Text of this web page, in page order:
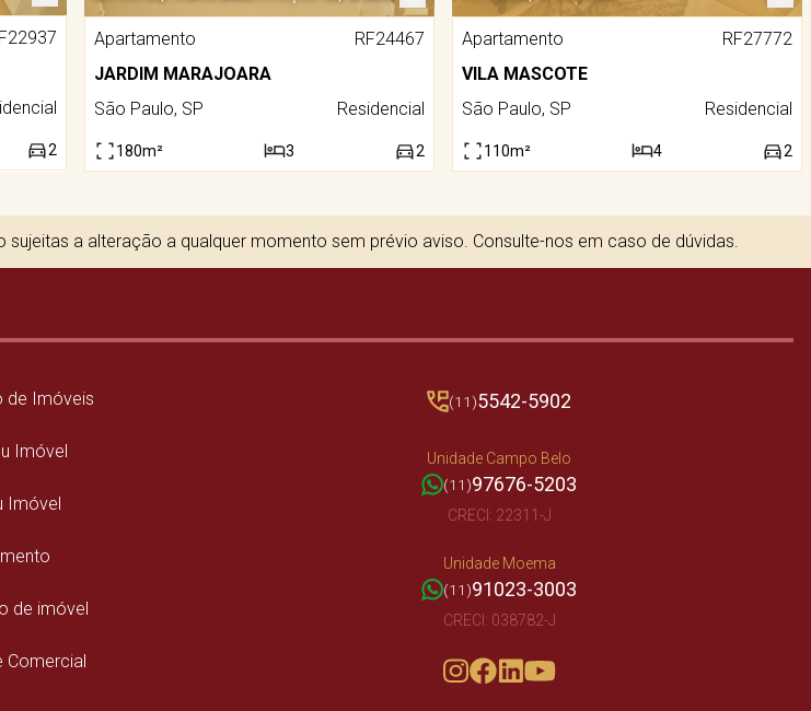
2
Apartamento
RF24467
JARDIM MARAJOARA
São Paulo, SP
Residencial
180m² 3 2
Apartamento
RF27772
VILA MASCOTE
São Paulo, SP
Residencial
110m² 4 2
a alteração a qualquer momento sem prévio aviso. Consulte-nos em caso de dúvidas.
de Imóveis
Imóvel
Imóvel
de imóvel
Comercial
(11)5542-5902
Unidade Campo Belo
(11)97676-5203
CRECI: 22311-J
Unidade Moema
(11)91023-3003
CRECI: 038782-J